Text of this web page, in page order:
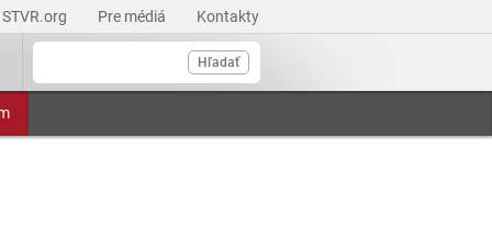
STVR.org Pre médiá Kontakty
Hľadať